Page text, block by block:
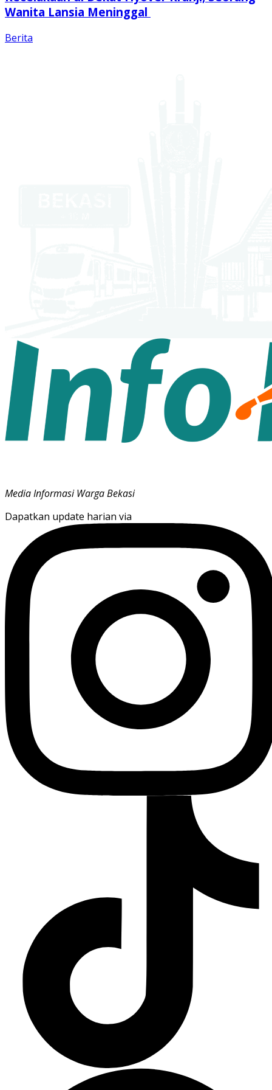
Wanita Lansia Meninggal
Berita
Media Informasi Warga Bekasi
Dapatkan update harian via